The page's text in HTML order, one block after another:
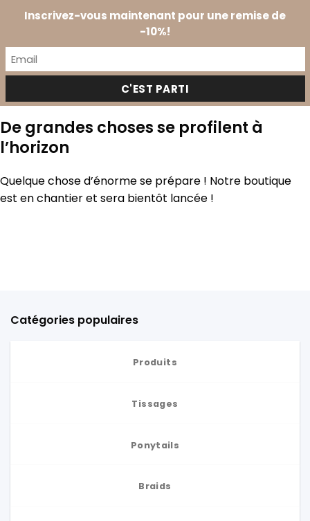
Passer
Prendre
De grandes choses se profilent à
l’horizon
Quelque chose d’énorme se prépare ! Notre boutique
est en chantier et sera bientôt lancée !
Catégories populaires
Produits
Tissages
Ponytails
Braids
Inscrivez-vous maintenant pour une remise de
-10%!